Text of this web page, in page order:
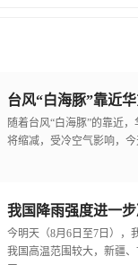
随着台风“白海豚”的靠近
将缩减，受冷空气影响，
今明天（8月6日至7日），
我国高温范围较大，新疆